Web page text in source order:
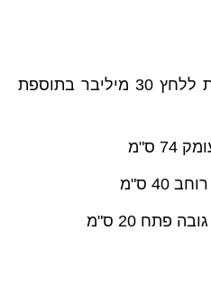
לחץ 100 מיליבר (אפשרות ללחץ 30 מיליבר בתוספת